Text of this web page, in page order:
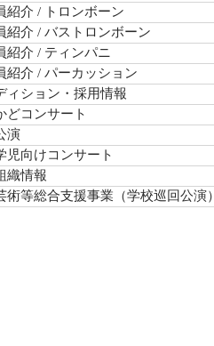
紹介 / トロンボーン
紹介 / バストロンボーン
紹介 / ティンパニ
紹介 / パーカッション
ィション・採用情報
どコンサート
演
児向けコンサート
織情報
術等総合支援事業（学校巡回公演）